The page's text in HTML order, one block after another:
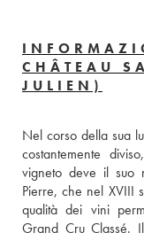
CHÂTEAU
JULIEN)
Nel corso della sua
costantemente
vigneto deve il suo
Pierre, che nel XVIII
qualità dei vini
Grand Cru Classé.